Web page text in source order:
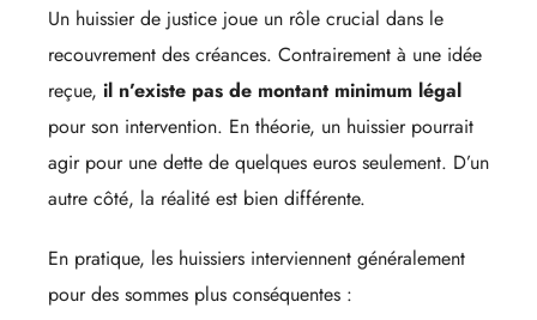
Un huissier de justice joue un rôle crucial dans le
recouvrement des créances. Contrairement à une idée
reçue, il n’existe pas de montant minimum légal
pour son intervention. En théorie, un huissier pourrait
agir pour une dette de quelques euros seulement. D’un
autre côté, la réalité est bien différente.
En pratique, les huissiers interviennent généralement
pour des sommes plus conséquentes :